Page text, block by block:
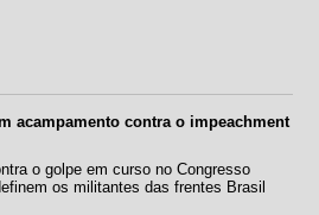
acampamento contra o impeachment
o golpe em curso no Congresso
os militantes das frentes Brasil